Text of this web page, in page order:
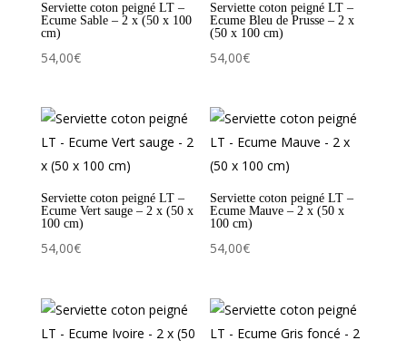
Serviette coton peigné LT –
Ecume Sable – 2 x (50 x 100
cm)
54,00€
Serviette coton peigné LT –
Ecume Bleu de Prusse – 2 x
(50 x 100 cm)
54,00€
Serviette coton peigné LT –
Ecume Vert sauge – 2 x (50 x
100 cm)
54,00€
Serviette coton peigné LT –
Ecume Mauve – 2 x (50 x
100 cm)
54,00€